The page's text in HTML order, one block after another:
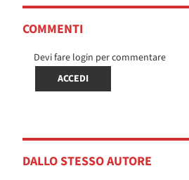
COMMENTI
Devi fare login per commentare
ACCEDI
DALLO STESSO AUTORE